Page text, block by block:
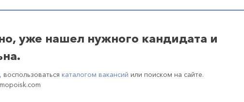
уже нашел нужного кандидата и
, воспользоваться каталогом вакансий или поиском на сайте.